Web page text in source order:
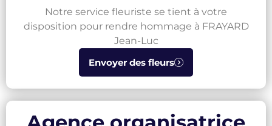
Notre service fleuriste se tient à votre
disposition pour rendre hommage à FRAYARD
Jean-Luc
Envoyer des fleurs